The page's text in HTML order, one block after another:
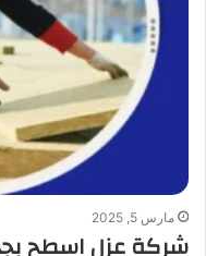
مارس 5, 2025